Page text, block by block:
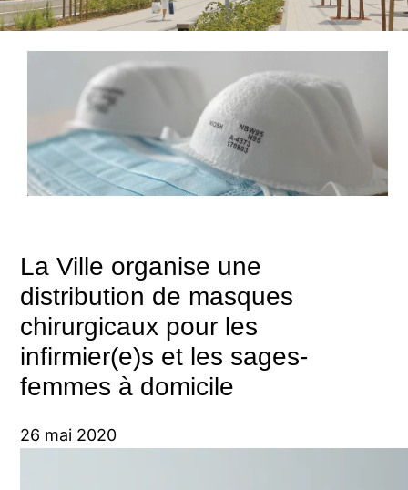
La Ville organise une
distribution de masques
chirurgicaux pour les
infirmier(e)s et les sages-
femmes à domicile
26 mai 2020